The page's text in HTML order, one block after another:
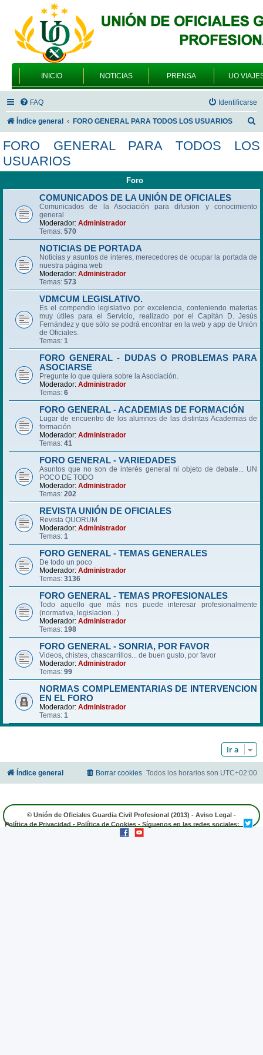
INICIO NOTICIAS PRENSA UO
FAQ Identificarse
Índice general FORO GENERAL PARA TODOS LOS USUARIOS
s
FORO GENERAL PARA TODOS LOS
USUARIOS
Foro
COMUNICADOS DE LA UNIÓN DE OFICIALES
Comunicados de la Asociación para difusion y conocimiento
general
Moderador: Administrador
Temas: 570
NOTICIAS DE PORTADA
Noticias y asuntos de interes, merecedores de ocupar la portada de
nuestra página web
Moderador: Administrador
Temas: 573
VDMCUM LEGISLATIVO.
Es el compendio legislativo por excelencia, conteniendo materias
muy útiles para el Servicio, realizado por el Capitán D. Jesús
Fernández y que sólo se podrá encontrar en la web y app de Unión
de Oficiales.
Temas: 1
FORO GENERAL - DUDAS O PROBLEMAS PARA
ASOCIARSE
Pregunte lo que quiera sobre la Asociación.
Moderador: Administrador
Temas: 6
FORO GENERAL - ACADEMIAS DE FORMACIÓN
Lugar de encuentro de los alumnos de las distintas Academias de
formación
Moderador: Administrador
Temas: 41
FORO GENERAL - VARIEDADES
Asuntos que no son de interés general ni objeto de debate... UN
POCO DE TODO
Moderador: Administrador
Temas: 202
REVISTA UNIÓN DE OFICIALES
Revista QUORUM
Moderador: Administrador
Temas: 1
FORO GENERAL - TEMAS GENERALES
De todo un poco
Moderador: Administrador
Temas: 3136
FORO GENERAL - TEMAS PROFESIONALES
Todo aquello que más nos puede interesar profesionalmente
(normativa, legislacion...)
Moderador: Administrador
Temas: 198
FORO GENERAL - SONRIA, POR FAVOR
Videos, chistes, chascarrillos... de buen gusto, por favor
Moderador: Administrador
Temas: 99
NORMAS COMPLEMENTARIAS DE INTERVENCION
EN EL FORO
Moderador: Administrador
Temas: 1
Ir a
Índice general Todos los horarios son UTC+02:00
Borrar cookies
© Unión de Oficiales Guardia Civil Profesional (2013) - Aviso Legal -
Política de Privacidad - Política de Cookies - Síguenos en las redes sociales: